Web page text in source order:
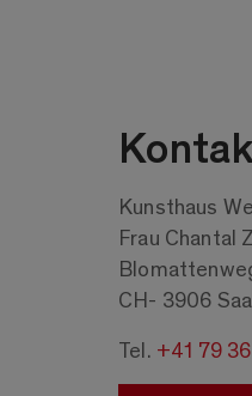
Kunsthaus
Frau Chantal
CH- 3906
Tel. +41 79